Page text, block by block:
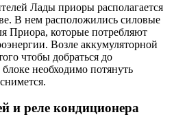
Лады приоры располагается
В нем расположились силовые
Приора, которые потребляют
Возле аккумуляторной
чтобы добраться до
необходимо потянуть
и реле кондиционера